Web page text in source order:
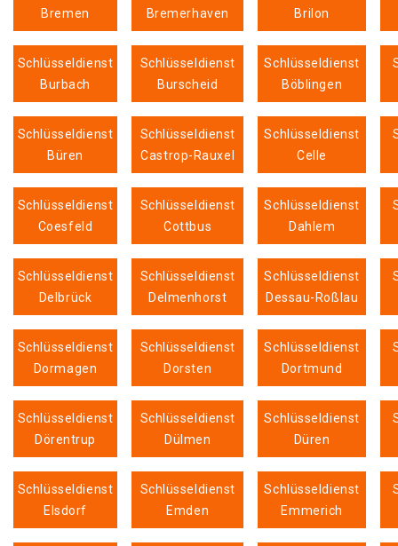
Bremen
Bremerhaven
Brilon
Schlüsseldienst
Burbach
Schlüsseldienst
Burscheid
Schlüsseldienst
Böblingen
Schlüsseldienst
Büren
Schlüsseldienst
Castrop-Rauxel
Schlüsseldienst
Celle
Schlüsseldienst
Coesfeld
Schlüsseldienst
Cottbus
Schlüsseldienst
Dahlem
Schlüsseldienst
Delbrück
Schlüsseldienst
Delmenhorst
Schlüsseldienst
Dessau-Roßlau
Schlüsseldienst
Dormagen
Schlüsseldienst
Dorsten
Schlüsseldienst
Dortmund
Schlüsseldienst
Dörentrup
Schlüsseldienst
Dülmen
Schlüsseldienst
Düren
Schlüsseldienst
Elsdorf
Schlüsseldienst
Emden
Schlüsseldienst
Emmerich